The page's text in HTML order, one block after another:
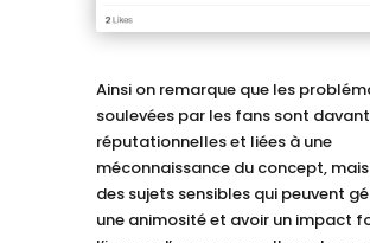
Ainsi on remarque que les
soulevées par les fans sont
réputationnelles et liées à une
méconnaissance du concept,
des sujets sensibles qui peuvent
une animosité et avoir un impact